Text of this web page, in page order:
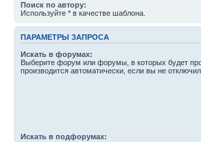
Поиск по автору:
Используйте * в качестве шаблона.
ПАРАМЕТРЫ ЗАПРОСА
Искать в форумах:
Выберите форум или форумы, в которых будет
производится автоматически, если вы не
Искать в подфорумах: